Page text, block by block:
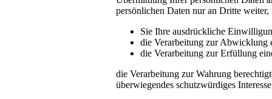
persönlichen Daten nur an Dritte weiter,
Sie Ihre ausdrückliche
die Verarbeitung zur Abwicklung
die Verarbeitung zur Erfüllung
die Verarbeitung zur Wahrung
überwiegendes schutzwürdiges